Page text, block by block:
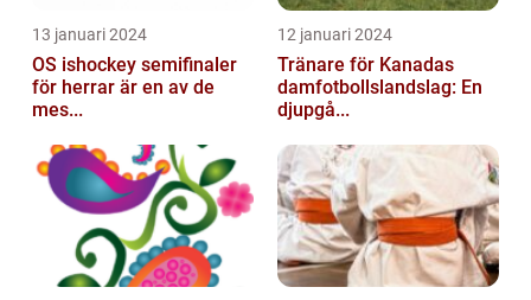
13 januari 2024
OS ishockey semifinaler
för herrar är en av de
mes...
12 januari 2024
Tränare för Kanadas
damfotbollslandslag: En
djupgå...